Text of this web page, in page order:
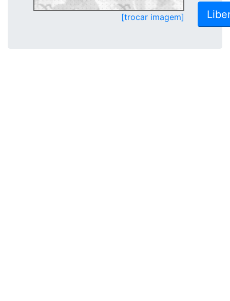
[trocar imagem]